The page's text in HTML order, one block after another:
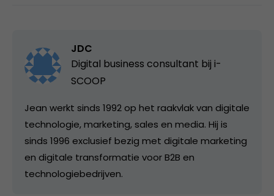
JDC
Digital business consultant bij i-
SCOOP
Jean werkt sinds 1992 op het raakvlak van digitale
technologie, marketing, sales en media. Hij is
sinds 1996 exclusief bezig met digitale marketing
en digitale transformatie voor B2B en
technologiebedrijven.